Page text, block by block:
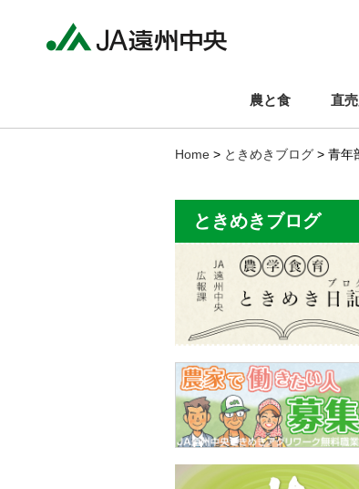
農と食 直
Home > ときめきブログ > 青年
ときめきブログ